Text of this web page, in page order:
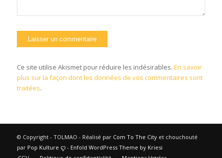
Ce site utilise Akismet pour réduire les indésirables. En savoir
plus sur la façon dont les données de vos commentaires sont
traitées.
© Copyright - TOLMAO - Réalisé par Com To The City et chouchouté
par Pop Kulture ꨄ︎ - Enfold WordPress Theme by Kriesi